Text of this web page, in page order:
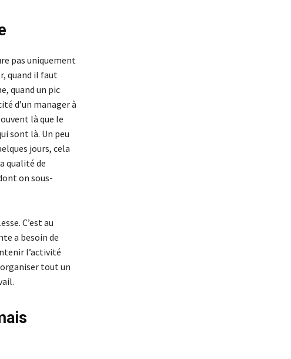
pas uniquement
quand il faut
quand un pic
d’un manager à
là que le
sont là. Un peu
jours, cela
qualité de
on sous-
C’est au
a besoin de
l’activité
tout un